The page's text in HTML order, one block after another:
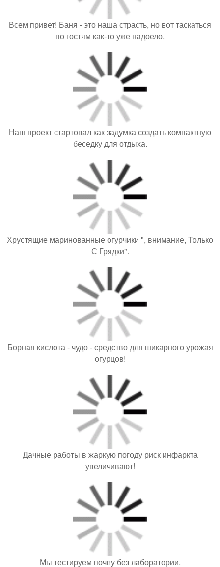
Всем привет! Баня - это наша страсть, но вот таскаться
по гостям как-то уже надоело.
Наш проект стартовал как задумка создать компактную
беседку для отдыха.
Хрустящие маринованные огурчики ", внимание, Только
С Грядки".
Борная кислота - чудо - средство для шикарного урожая
огурцов!
Дачные работы в жаркую погоду риск инфаркта
увеличивают!
Мы тестируем почву без лаборатории.